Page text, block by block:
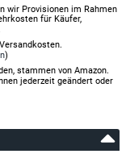
wir Provisionen im Rahmen
für Käufer,
)
stammen von Amazon.
jederzeit geändert oder